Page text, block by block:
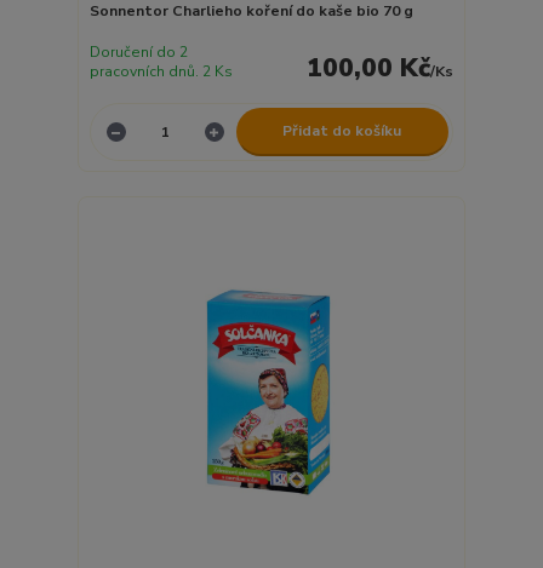
Sonnentor Charlieho koření do kaše bio 70 g
100,00 Kč/Ks
Doručení do 2
pracovních dnů. 2 Ks
Přidat do košíku